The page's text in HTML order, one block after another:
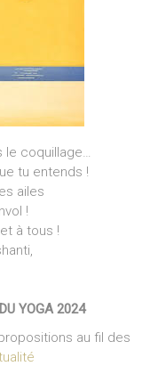
le coquillage…
tu entends !
ailes
!
à tous !
YOGA 2024
au fil des